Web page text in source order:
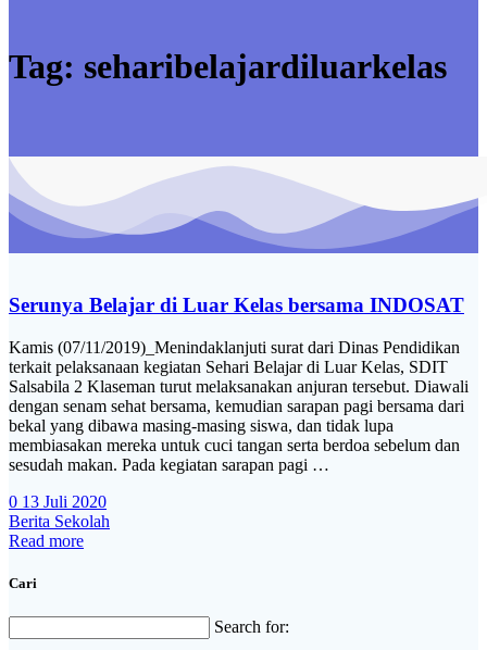
Tag: seharibelajardiluarkelas
Serunya Belajar di Luar Kelas bersama INDOSAT
Kamis (07/11/2019)_Menindaklanjuti surat dari Dinas Pendidikan
terkait pelaksanaan kegiatan Sehari Belajar di Luar Kelas, SDIT
Salsabila 2 Klaseman turut melaksanakan anjuran tersebut. Diawali
dengan senam sehat bersama, kemudian sarapan pagi bersama dari
bekal yang dibawa masing-masing siswa, dan tidak lupa
membiasakan mereka untuk cuci tangan serta berdoa sebelum dan
sesudah makan. Pada kegiatan sarapan pagi …
0 13 Juli 2020
Berita Sekolah
Read more
Cari
Search for: